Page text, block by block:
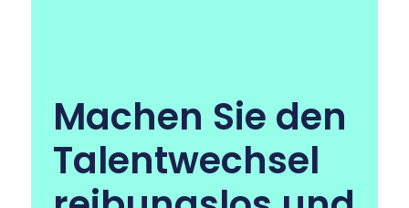
Machen Sie den
Talentwechsel